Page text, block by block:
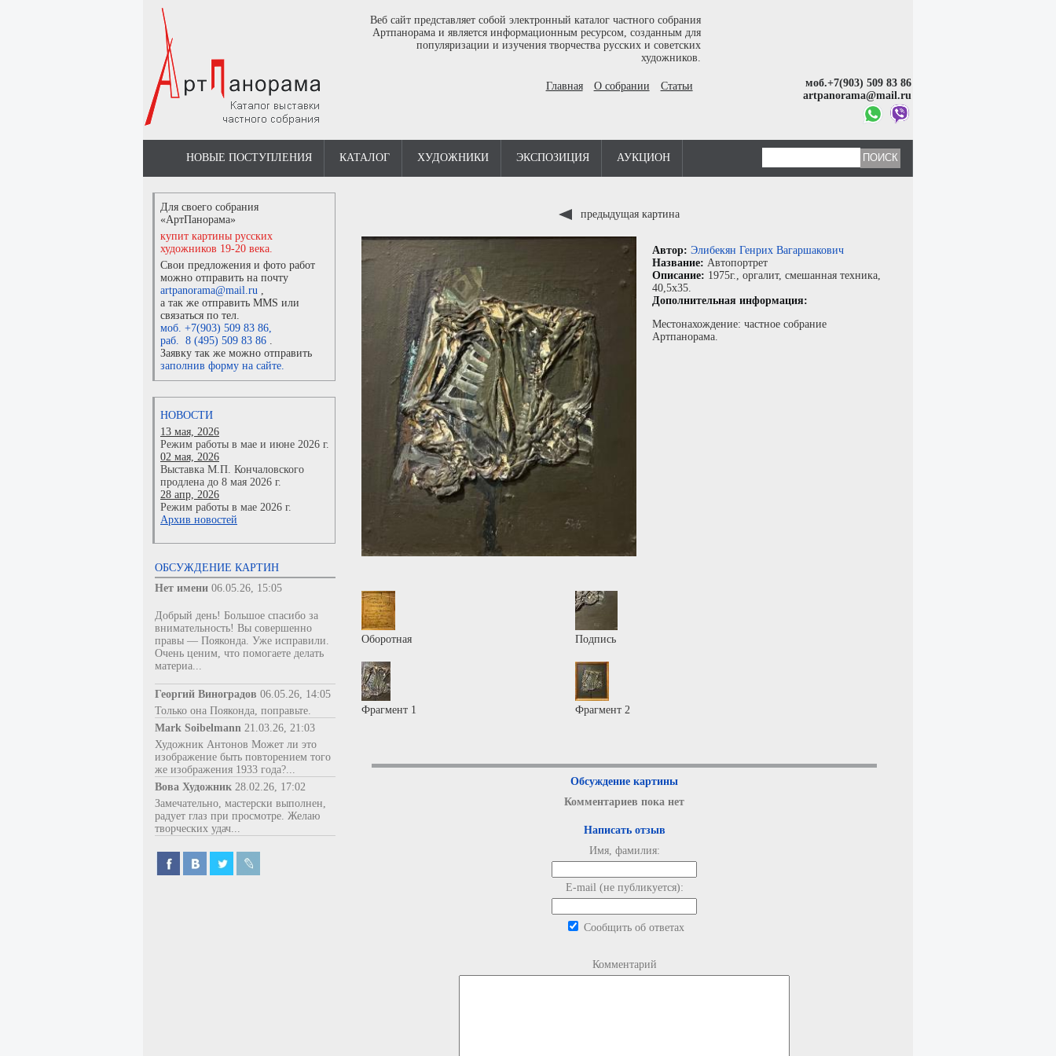
Веб сайт представляет собой электронный каталог частного собрания
Артпанорама и является информационным ресурсом, созданным для
популяризации и изучения творчества русских и советских
художников.
Главная О собрании Статьи
моб.+7(903) 509 83 86
artpanorama@mail.ru
НОВЫЕ ПОСТУПЛЕНИЯ КАТАЛОГ ХУДОЖНИКИ ЭКСПОЗИЦИЯ АУКЦИОН
Для своего собрания
«АртПанорама»
купит картины русских
художников 19-20 века.
Свои предложения и фото работ
можно отправить на почту
artpanorama@mail.ru ,
а так же отправить MMS или
связаться по тел.
моб. +7(903) 509 83 86,
раб. 8 (495) 509 83 86 .
Заявку так же можно отправить
заполнив форму на сайте.
НОВОСТИ
13 мая, 2026
Режим работы в мае и июне 2026 г.
02 мая, 2026
Выставка М.П. Кончаловского
продлена до 8 мая 2026 г.
28 апр, 2026
Режим работы в мае 2026 г.
Архив новостей
ОБСУЖДЕНИЕ КАРТИН
Нет имени 06.05.26, 15:05
Добрый день! Большое спасибо за
внимательность! Вы совершенно
правы — Пояконда. Уже исправили.
Очень ценим, что помогаете делать
материа...
Георгий Виноградов 06.05.26, 14:05
Только она Пояконда, поправьте.
Mark Soibelmann 21.03.26, 21:03
Художник Антонов Может ли это
изображение быть повторением того
же изображения 1933 года?...
Вова Художник 28.02.26, 17:02
Замечательно, мастерски выполнен,
радует глаз при просмотре. Желаю
творческих удач...
предыдущая картина
Автор: Элибекян Генрих Вагаршакович
Название: Автопортрет
Описание: 1975г., оргалит, смешанная техника,
40,5x35.
Дополнительная информация:
Местонахождение: частное собрание
Артпанорама.
Оборотная Подпись
Фрагмент 1 Фрагмент 2
Обсуждение картины
Комментариев пока нет
Написать отзыв
Имя, фамилия:
E-mail (не публикуется):
Сообщить об ответах
Комментарий